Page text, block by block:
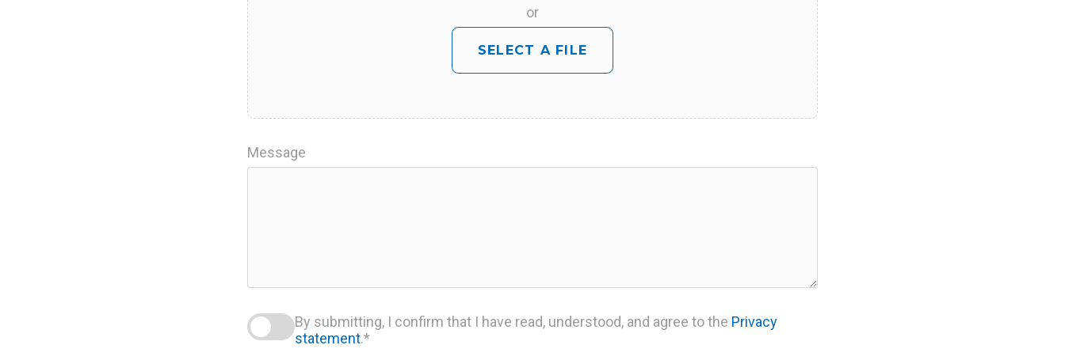
or
SELECT A FILE
Message
By submitting, I confirm that I have read, understood, and agree to the Privacy
statement.*